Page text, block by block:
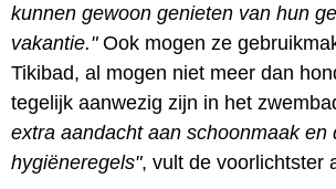
kunnen gewoon genieten van hun
vakantie."Ook mogen ze
Tikibad, al mogen niet meer dan
tegelijk aanwezig zijn in het
extra aandacht aan schoonmaak en
hygiëneregels", vult de voorlichtster